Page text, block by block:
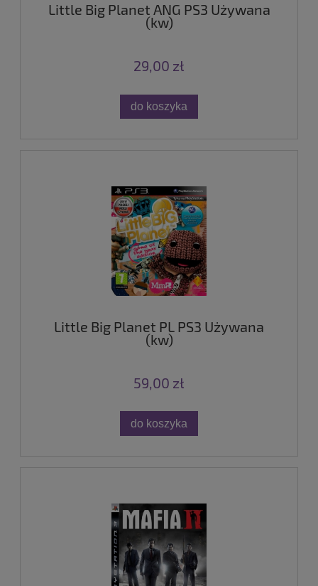
Little Big Planet ANG PS3 Używana
(kw)
29,00 zł
do koszyka
Little Big Planet PL PS3 Używana
(kw)
59,00 zł
do koszyka